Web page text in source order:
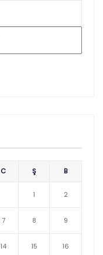
C Ş B
1 2
7 8 9
14 15 16